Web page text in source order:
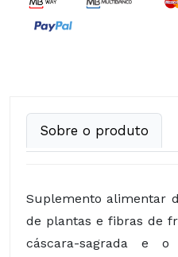
Sobre o produto
Suplemento alimentar
de plantas e fibras de
cáscara-sagrada e